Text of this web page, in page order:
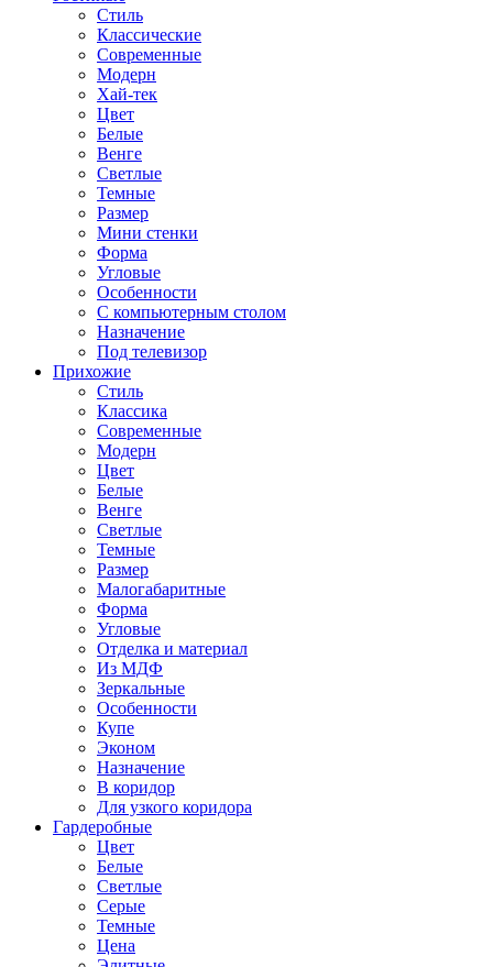
Стиль
Классические
Современные
Модерн
Хай-тек
Цвет
Белые
Венге
Светлые
Темные
Размер
Мини стенки
Форма
Угловые
Особенности
С компьютерным столом
Назначение
Под телевизор
Прихожие
Стиль
Классика
Современные
Модерн
Цвет
Белые
Венге
Светлые
Темные
Размер
Малогабаритные
Форма
Угловые
Отделка и материал
Из МДФ
Зеркальные
Особенности
Купе
Эконом
Назначение
В коридор
Для узкого коридора
Гардеробные
Цвет
Белые
Светлые
Серые
Темные
Цена